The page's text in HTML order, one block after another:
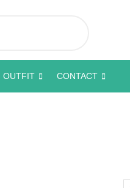
OUTFIT CONTACT